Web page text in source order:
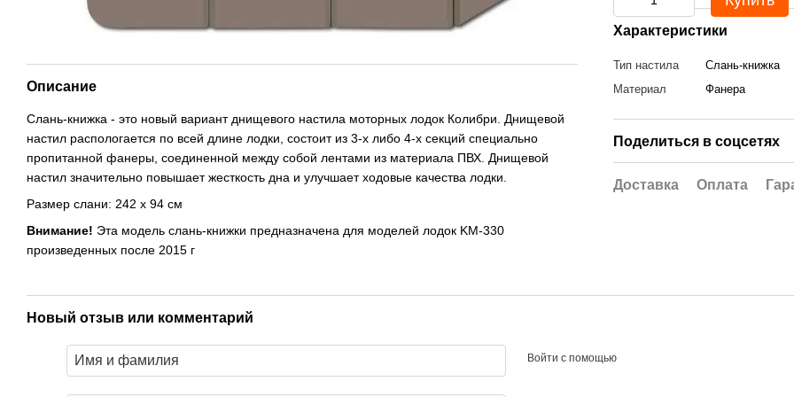
Описание
Слань-книжка - это новый вариант днищевого настила моторных лодок Колибри. Днищевой
настил распологается по всей длине лодки, состоит из 3-х либо 4-х секций специально
пропитанной фанеры, соединенной между собой лентами из материала ПВХ. Днищевой
настил значительно повышает жесткость дна и улучшает ходовые качества лодки.
Размер слани: 242 х 94 см
Внимание! Эта модель слань-книжки предназначена для моделей лодок KM-330
произведенных после 2015 г
Характеристики
Тип настила
Слань-книжка
Материал
Фанера
Поделиться в соцсетях
Доставка Оплата
Новый отзыв или комментарий
Войти с помощью